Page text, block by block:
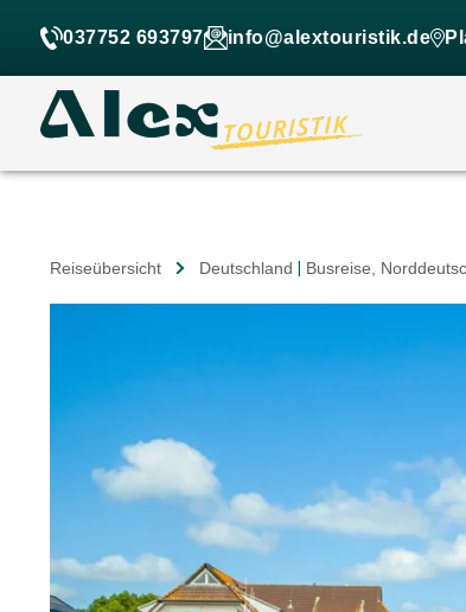
037752 693797 info@alextouristik.de
Reiseübersicht Deutschland Busreise ,